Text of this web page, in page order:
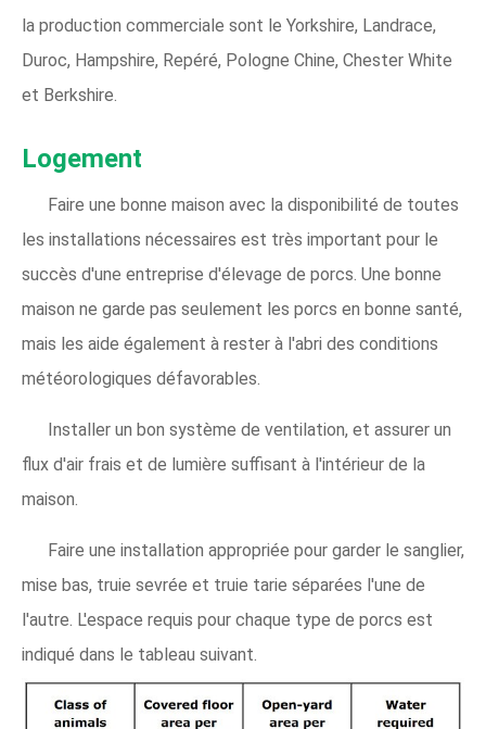
la production commerciale sont le Yorkshire, Landrace,
Duroc, Hampshire, Repéré, Pologne Chine, Chester White
et Berkshire.
Logement
Faire une bonne maison avec la disponibilité de toutes
les installations nécessaires est très important pour le
succès d'une entreprise d'élevage de porcs. Une bonne
maison ne garde pas seulement les porcs en bonne santé,
mais les aide également à rester à l'abri des conditions
météorologiques défavorables.
Installer un bon système de ventilation, et assurer un
flux d'air frais et de lumière suffisant à l'intérieur de la
maison.
Faire une installation appropriée pour garder le sanglier,
mise bas, truie sevrée et truie tarie séparées l'une de
l'autre. L'espace requis pour chaque type de porcs est
indiqué dans le tableau suivant.